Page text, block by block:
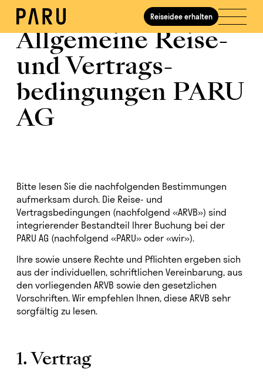
Reiseidee erhalten
Allgemeine Reise-
und Vertrags­
bedingungen PARU
AG
Bitte lesen Sie die nachfolgenden Bestimmungen
aufmerksam durch. Die Reise- und
Vertragsbedingungen (nachfolgend «ARVB») sind
integrierender Bestandteil Ihrer Buchung bei der
PARU AG (nachfolgend «PARU» oder «wir»).
Ihre sowie unsere Rechte und Pflichten ergeben sich
aus der individuellen, schriftlichen Vereinbarung, aus
den vorliegenden ARVB sowie den gesetzlichen
Vorschriften. Wir empfehlen Ihnen, diese ARVB sehr
sorgfältig zu lesen.
1. Vertrag